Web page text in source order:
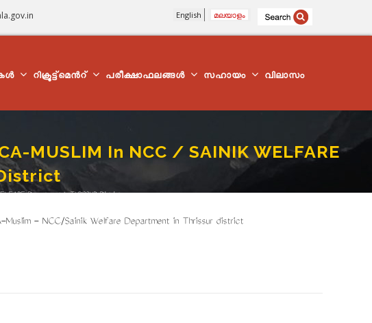
English മലയാളം
റിക്രൂട്ട്മെന്‍റ് പരീക്ഷാഫലങ്ങൾ സഹായം വിലാസം
MUSLIM In NCC / SAINIK WELFARE
Department In THRISSUR District
- NCC/Sainik Welfare Department in Thrissur district